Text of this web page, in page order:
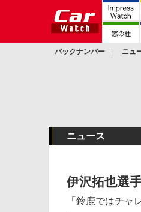
バックナンバー ニュ
ニュース
伊沢拓也選
「鈴鹿ではチャ